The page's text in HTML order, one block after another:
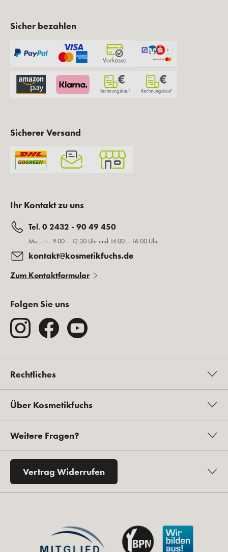
Sicher bezahlen
Sicherer Versand
Ihr Kontakt zu uns
Tel. 0 2432 - 90 49 450
Mo.–Fr.: 9:00 – 12:30 Uhr und 14:00 – 16:00 Uhr
kontakt@kosmetikfuchs.de
Zum Kontaktformular
Folgen Sie uns
Rechtliches
Über Kosmetikfuchs
Weitere Fragen?
Vertrag Widerrufen